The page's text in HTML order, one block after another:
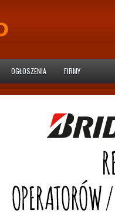
OGŁOSZENIA FIRMY